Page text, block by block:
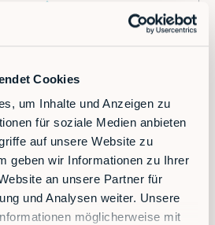
Cookies
um Inhalte und Anzeigen zu
für soziale Medien anbieten
auf unsere Website zu
geben wir Informationen zu Ihrer
an unsere Partner für
und Analysen weiter. Unsere
möglicherweise mit
Cloud-Funktionalitäten
von IoT-Schnittstellen (REST APIs,
Websockets)
und Remote-Support für maximale
und Effizienz
von Konfigurationen für Roboter-
und Endeffektoren